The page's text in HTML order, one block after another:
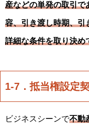
産などの単発の取引で
容、引き渡し時期、引
詳細な条件を取り決め
1-7．抵当権設定
ビジネスシーンで不動